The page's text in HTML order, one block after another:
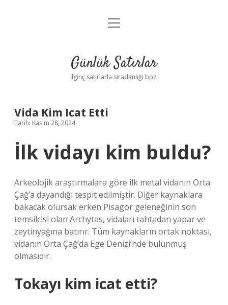
Anasayfa
Yasal Uyarı
menüyü
Günlük Satırlar
İlginç satırlarla sıradanlığı boz.
Vida Kim Icat Etti
Tarih: Kasım 28, 2024
İlk vidayı kim buldu?
Arkeolojik araştırmalara göre ilk metal vidanın Orta
Çağ’a dayandığı tespit edilmiştir. Diğer kaynaklara
bakacak olursak erken Pisagor geleneğinin son
temsilcisi olan Archytas, vidaları tahtadan yapar ve
zeytinyağına batırır. Tüm kaynakların ortak noktası,
vidanın Orta Çağ’da Ege Denizi’nde bulunmuş
olmasıdır.
Tokayı kim icat etti?